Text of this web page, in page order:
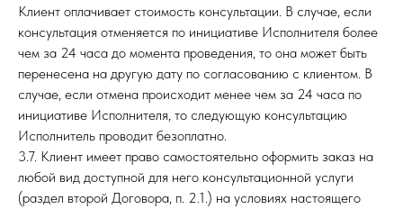
Клиент оплачивает стоимость консультации. В случае, если
консультация отменяется по инициативе Исполнителя более
чем за 24 часа до момента проведения, то она может быть
перенесена на другую дату по согласованию с клиентом. В
случае, если отмена происходит менее чем за 24 часа по
инициативе Исполнителя, то следующую консультацию
Исполнитель проводит безоплатно.
3.7. Клиент имеет право самостоятельно оформить заказ на
любой вид доступной для него консультационной услуги
(раздел второй Договора, п. 2.1.) на условиях настоящего